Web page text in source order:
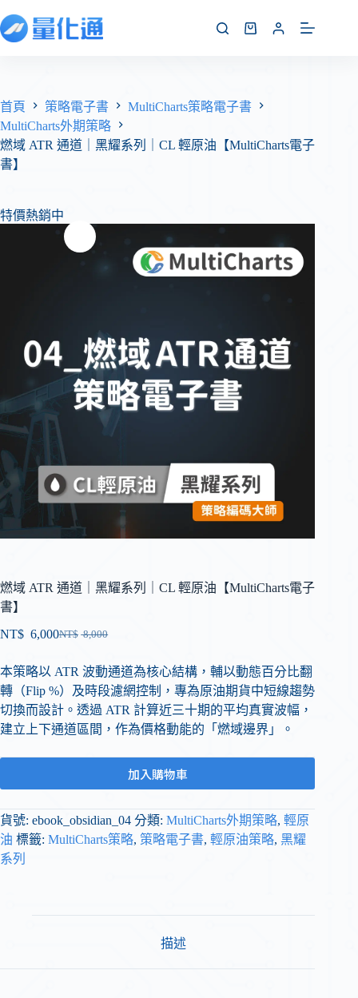
首頁 策略電子書
MultiCharts策略電子書
MultiCharts外期策略
燃域 ATR 通道｜黑耀系列｜CL 輕原油【MultiCharts電子
書】
特價熱銷中
燃域 ATR 通道｜黑耀系列｜CL 輕原油【MultiCharts電子
書】
NT$ 8,000
NT$ 6,000
本策略以 ATR 波動通道為核心結構，輔以動態百分比翻
轉（Flip %）及時段濾網控制，專為原油期貨中短線趨勢
切換而設計。透過 ATR 計算近三十期的平均真實波幅，
建立上下通道區間，作為價格動能的「燃域邊界」。
加入購物車
貨號: ebook_obsidian_04 分類: MultiCharts外期策略, 輕原
油 標籤: MultiCharts策略, 策略電子書, 輕原油策略, 黑耀
系列
描述